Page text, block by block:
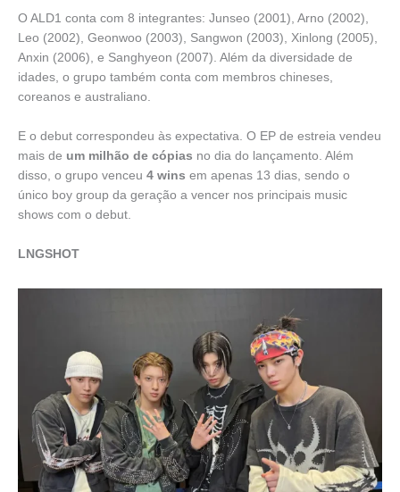
O ALD1 conta com 8 integrantes: Junseo (2001), Arno (2002),
Leo (2002), Geonwoo (2003), Sangwon (2003), Xinlong (2005),
Anxin (2006), e Sanghyeon (2007). Além da diversidade de
idades, o grupo também conta com membros chineses,
coreanos e australiano.
E o debut correspondeu às expectativa. O EP de estreia vendeu
mais de um milhão de cópias no dia do lançamento. Além
disso, o grupo venceu 4 wins em apenas 13 dias, sendo o
único boy group da geração a vencer nos principais music
shows com o debut.
LNGSHOT